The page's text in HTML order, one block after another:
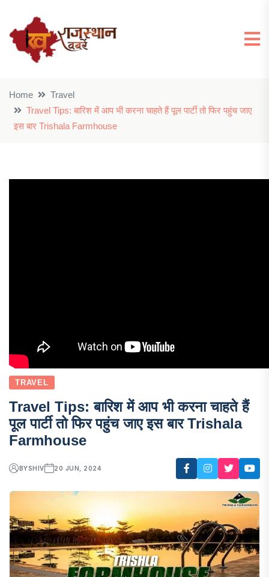
Home
Travel
Travel Tips: बारिश में आप भी करना चाहते हैं पूल पार्टी तो फिर पहुंच जाए
इस बार Trishala Farmhouse
TRAVEL
Travel Tips: बारिश में आप भी करना चाहते हैं
पूल पार्टी तो फिर पहुंच जाए इस बार Trishala
Farmhouse
BYSHIV 20 JUN, 2024